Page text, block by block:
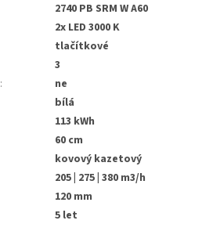
2740 PB SRM W A60
2x LED 3000 K
tlačítkové
3
:
ne
bílá
113 kWh
60 cm
kovový kazetový
205 | 275 | 380 m3/h
120 mm
5 let